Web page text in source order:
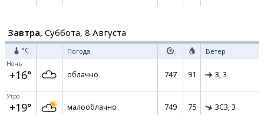
Завтра, Суббота, 8 Августа
°C Погода Ветер
Ночь
+16° облачно 747 91 З, 3
Утро
+19° малооблачно 749 75 ЗСЗ, 3